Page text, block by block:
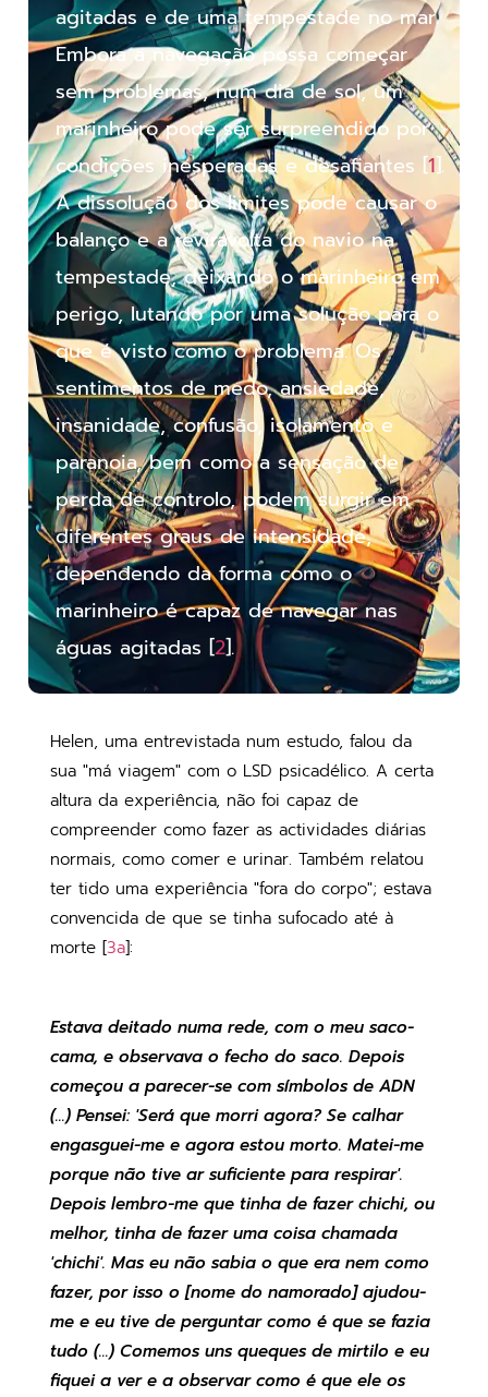
agitadas e de uma tempestade no mar.
Embora a navegação possa começar
sem problemas, num dia de sol, um
marinheiro pode ser surpreendido por
condições inesperadas e desafiantes [1].
A dissolução dos limites pode causar o
balanço e a reviravolta do navio na
tempestade, deixando o marinheiro em
perigo, lutando por uma solução para o
que é visto como o problema. Os
sentimentos de medo, ansiedade,
insanidade, confusão, isolamento e
paranoia, bem como a sensação de
perda de controlo, podem surgir em
diferentes graus de intensidade,
dependendo da forma como o
marinheiro é capaz de navegar nas
águas agitadas [2].
Helen, uma entrevistada num estudo, falou da
sua "má viagem" com o LSD psicadélico. A certa
altura da experiência, não foi capaz de
compreender como fazer as actividades diárias
normais, como comer e urinar. Também relatou
ter tido uma experiência "fora do corpo"; estava
convencida de que se tinha sufocado até à
morte [3a]:
Estava deitado numa rede, com o meu saco-
cama, e observava o fecho do saco. Depois
começou a parecer-se com símbolos de ADN
(...) Pensei: 'Será que morri agora? Se calhar
engasguei-me e agora estou morto. Matei-me
porque não tive ar suficiente para respirar'.
Depois lembro-me que tinha de fazer chichi, ou
melhor, tinha de fazer uma coisa chamada
'chichi'. Mas eu não sabia o que era nem como
fazer, por isso o [nome do namorado] ajudou-
me e eu tive de perguntar como é que se fazia
tudo (...) Comemos uns queques de mirtilo e eu
fiquei a ver e a observar como é que ele os